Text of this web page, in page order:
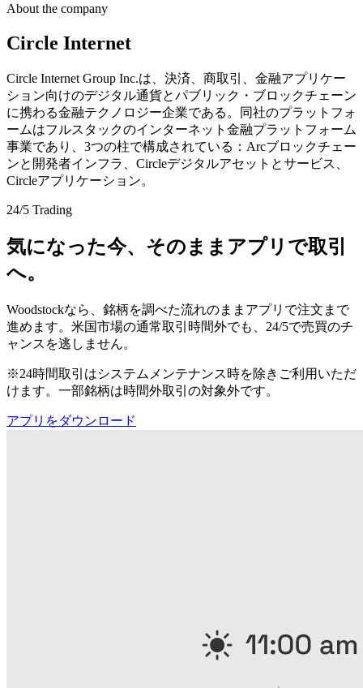
About the company
Circle Internet
Circle Internet Group Inc.は、決済、商取引、金融アプリケー
ション向けのデジタル通貨とパブリック・ブロックチェーン
に携わる金融テクノロジー企業である。同社のプラットフォ
ームはフルスタックのインターネット金融プラットフォーム
事業であり、3つの柱で構成されている：Arcブロックチェー
ンと開発者インフラ、Circleデジタルアセットとサービス、
Circleアプリケーション。
24/5 Trading
気になった今、そのままアプリで取引
へ。
Woodstockなら、銘柄を調べた流れのままアプリで注文まで
進めます。米国市場の通常取引時間外でも、24/5で売買のチ
ャンスを逃しません。
※24時間取引はシステムメンテナンス時を除きご利用いただ
けます。一部銘柄は時間外取引の対象外です。
アプリをダウンロード